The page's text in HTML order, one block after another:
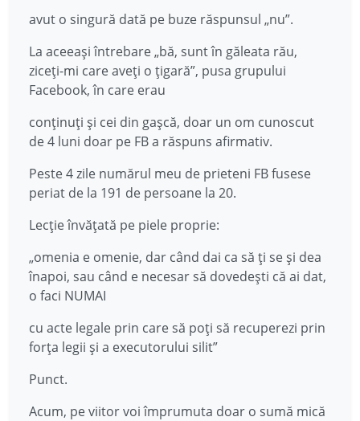
avut o singură dată pe buze răspunsul „nu”.
La aceeași întrebare „bă, sunt în găleata rău,
ziceți-mi care aveți o țigară”, pusa grupului
Facebook, în care erau
conținuți și cei din gașcă, doar un om cunoscut
de 4 luni doar pe FB a răspuns afirmativ.
Peste 4 zile numărul meu de prieteni FB fusese
periat de la 191 de persoane la 20.
Lecție învățată pe piele proprie:
„omenia e omenie, dar când dai ca să ți se și dea
înapoi, sau când e necesar să dovedești că ai dat,
o faci NUMAI
cu acte legale prin care să poți să recuperezi prin
forța legii și a executorului silit”
Punct.
Acum, pe viitor voi împrumuta doar o sumă mică